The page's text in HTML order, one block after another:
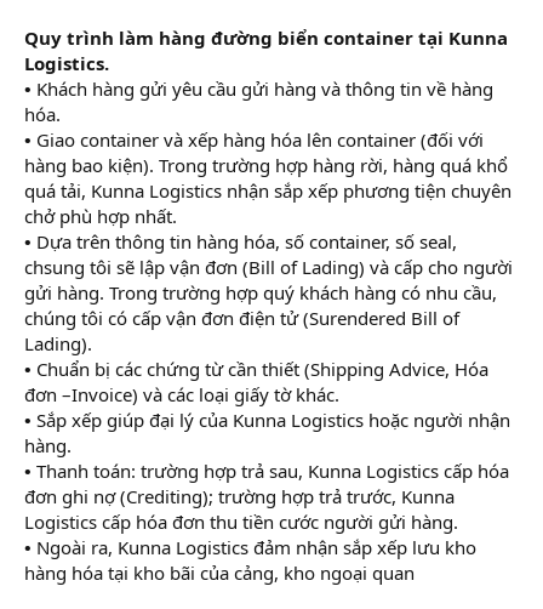
Quy trình làm hàng đường biển container tại Kunna
Logistics.
• Khách hàng gửi yêu cầu gửi hàng và thông tin về hàng
hóa.
• Giao container và xếp hàng hóa lên container (đối với
hàng bao kiện). Trong trường hợp hàng rời, hàng quá khổ
quá tải, Kunna Logistics nhận sắp xếp phương tiện chuyên
chở phù hợp nhất.
• Dựa trên thông tin hàng hóa, số container, số seal,
chsung tôi sẽ lập vận đơn (Bill of Lading) và cấp cho người
gửi hàng. Trong trường hợp quý khách hàng có nhu cầu,
chúng tôi có cấp vận đơn điện tử (Surendered Bill of
Lading).
• Chuẩn bị các chứng từ cần thiết (Shipping Advice, Hóa
đơn –Invoice) và các loại giấy tờ khác.
• Sắp xếp giúp đại lý của Kunna Logistics hoặc người nhận
hàng.
• Thanh toán: trường hợp trả sau, Kunna Logistics cấp hóa
đơn ghi nợ (Crediting); trường hợp trả trước, Kunna
Logistics cấp hóa đơn thu tiền cước người gửi hàng.
• Ngoài ra, Kunna Logistics đảm nhận sắp xếp lưu kho
hàng hóa tại kho bãi của cảng, kho ngoại quan